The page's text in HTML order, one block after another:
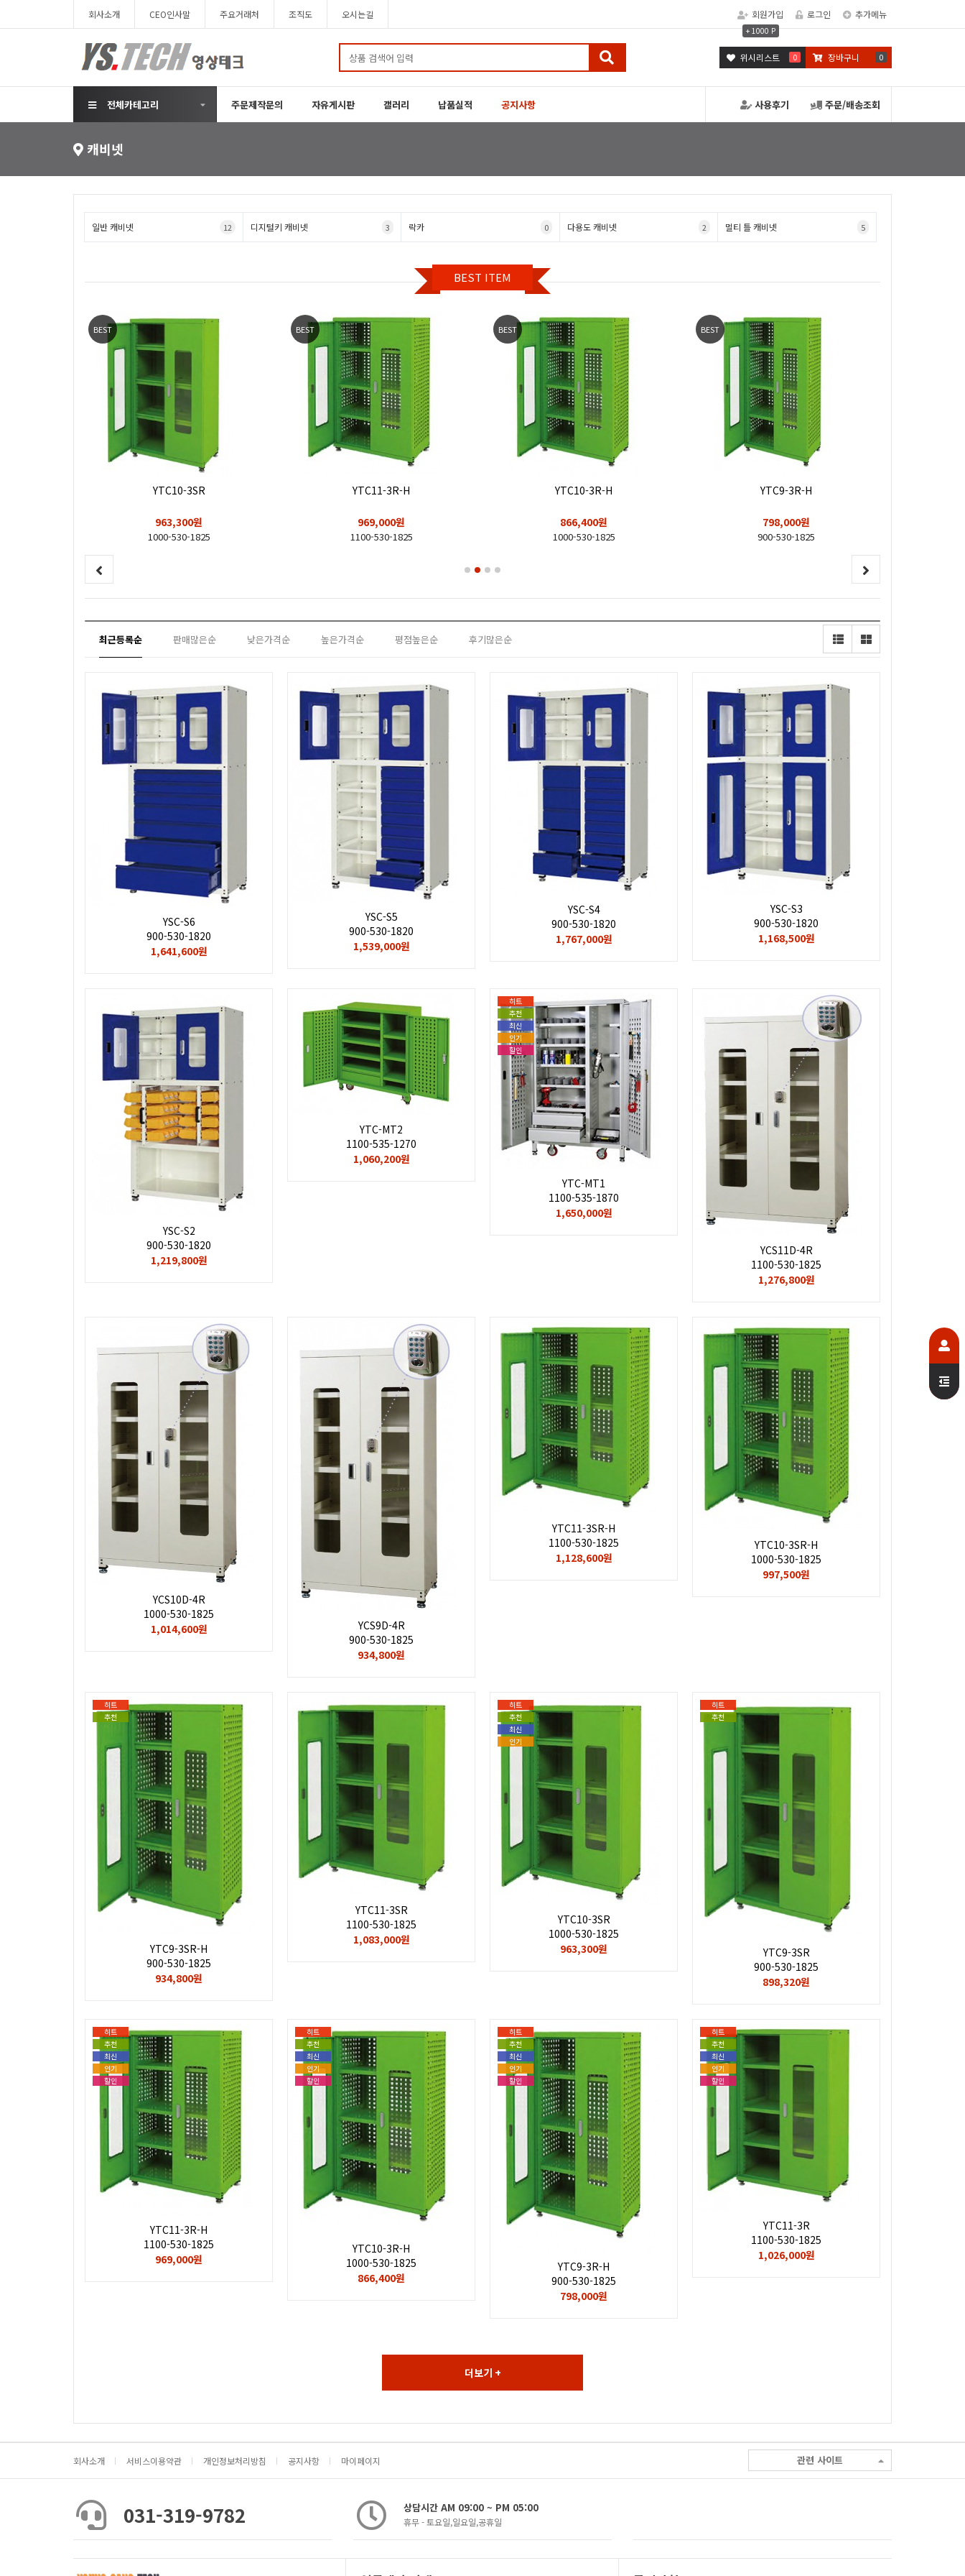
회사소개 CEO인사말 주요거래처 조직도 오시는길 회원가입
+ 1000 P
로그인 추가메뉴
위시리스트 0 장바구니 0
전체카테고리 주문제작문의 자유게시판 갤러리 납품실적 공지사항 주문/배송조회
사용후기
캐비넷
일반 캐비넷 12 디지털키 캐비넷 3 락카 0 다용도 캐비넷 2 멀티 틀 캐비넷 5
BEST ITEM
BEST
YTC10-3SR
963,300원
1000-530-1825
BEST
YTC11-3R-H
969,000원
1100-530-1825
BEST
YTC10-3R-H
866,400원
1000-530-1825
BEST
YTC9-3R-H
798,000원
900-530-1825
최근등록순 판매많은순 낮은가격순 높은가격순 평점높은순 후기많은순
YSC-S6
900-530-1820
1,641,600원
YSC-S5
900-530-1820
1,539,000원
YSC-S4
900-530-1820
1,767,000원
YSC-S3
900-530-1820
1,168,500원
YSC-S2
900-530-1820
1,219,800원
YTC-MT2
1100-535-1270
1,060,200원
히트
추천
최신
인기
할인
YTC-MT1
1100-535-1870
1,650,000원
YCS11D-4R
1100-530-1825
1,276,800원
YCS10D-4R
1000-530-1825
1,014,600원
YCS9D-4R
900-530-1825
934,800원
YTC11-3SR-H
1100-530-1825
1,128,600원
YTC10-3SR-H
1000-530-1825
997,500원
히트
추천
YTC9-3SR-H
900-530-1825
934,800원
YTC11-3SR
1100-530-1825
1,083,000원
히트
추천
최신
인기
YTC10-3SR
1000-530-1825
963,300원
히트
추천
YTC9-3SR
900-530-1825
898,320원
히트
추천
최신
인기
할인
YTC11-3R-H
1100-530-1825
969,000원
히트
추천
최신
인기
할인
YTC10-3R-H
1000-530-1825
866,400원
히트
추천
최신
인기
할인
YTC9-3R-H
900-530-1825
798,000원
히트
추천
최신
인기
할인
YTC11-3R
1100-530-1825
1,026,000원
더보기 +
회사소개 서비스이용약관 개인정보처리방침 공지사항 마이페이지 관련 사이트
031-319-9782 상담시간 AM 09:00 ~ PM 05:00
휴무 - 토요일,일요일,공휴일